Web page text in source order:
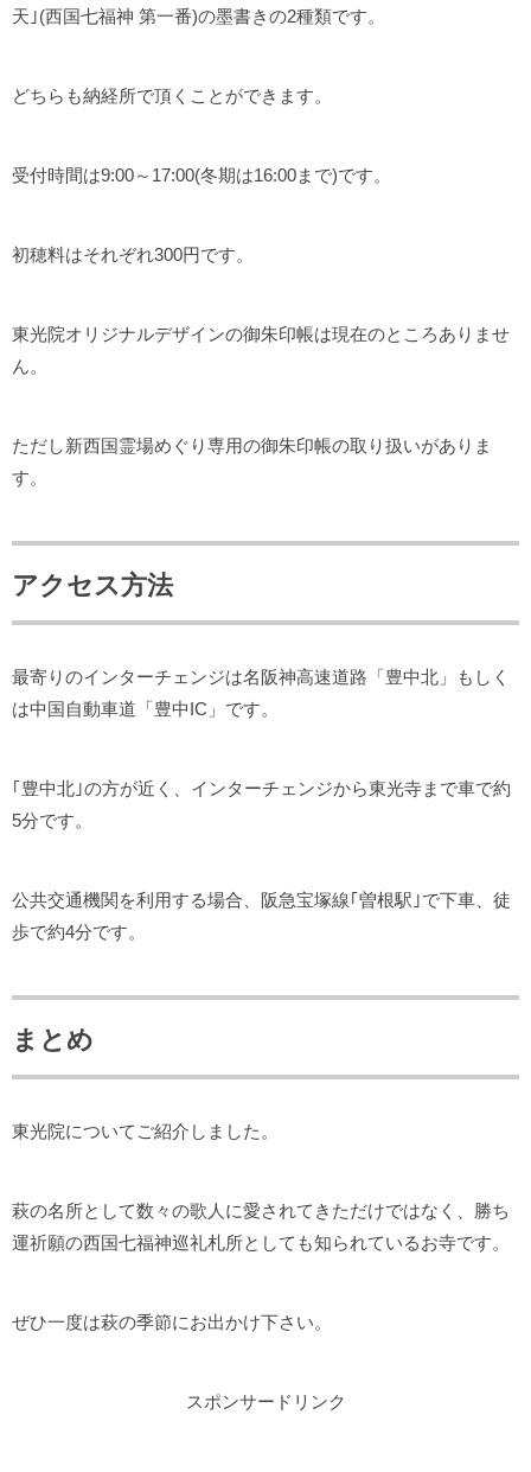
天｣(西国七福神 第一番)の墨書きの2種類です。
どちらも納経所で頂くことができます。
受付時間は9:00～17:00(冬期は16:00まで)です。
初穂料はそれぞれ300円です。
東光院オリジナルデザインの御朱印帳は現在のところありませ
ん。
ただし新西国霊場めぐり専用の御朱印帳の取り扱いがありま
す。
アクセス方法
最寄りのインターチェンジは名阪神高速道路「豊中北」もしく
は中国自動車道「豊中IC」です。
｢豊中北｣の方が近く、インターチェンジから東光寺まで車で約
5分です。
公共交通機関を利用する場合、阪急宝塚線｢曽根駅｣で下車、徒
歩で約4分です。
まとめ
東光院についてご紹介しました。
萩の名所として数々の歌人に愛されてきただけではなく、勝ち
運祈願の西国七福神巡礼札所としても知られているお寺です。
ぜひ一度は萩の季節にお出かけ下さい。
スポンサードリンク